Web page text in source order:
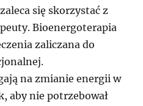
się skorzystać z
Bioenergoterapia
zaliczana do
na zmianie energii w
aby nie potrzebował